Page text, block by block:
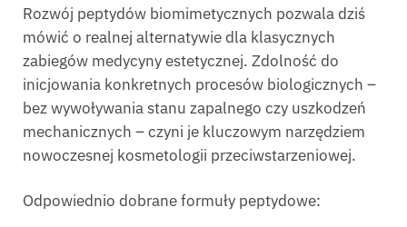
Rozwój peptydów biomimetycznych pozwala dziś
mówić o realnej alternatywie dla klasycznych
zabiegów medycyny estetycznej. Zdolność do
inicjowania konkretnych procesów biologicznych –
bez wywoływania stanu zapalnego czy uszkodzeń
mechanicznych – czyni je kluczowym narzędziem
nowoczesnej kosmetologii przeciwstarzeniowej.
Odpowiednio dobrane formuły peptydowe: